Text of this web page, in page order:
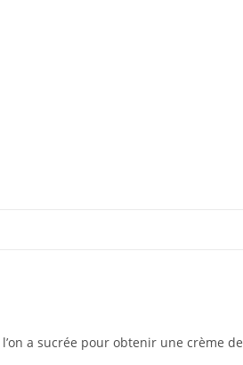
a sucrée pour obtenir une crème